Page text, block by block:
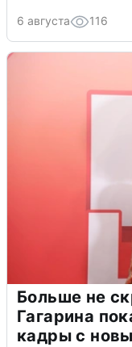
6 августа 116
Больше не
Гагарина
кадры с